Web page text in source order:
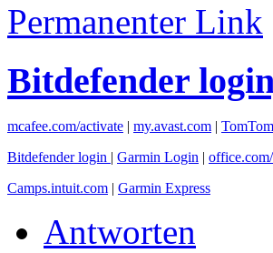
Permanenter Link
Bitdefender
mcafee.com/activate | my.avast.com |
Bitdefender login | Garmin Login |
Camps.intuit.com | Garmin Express
Antworten